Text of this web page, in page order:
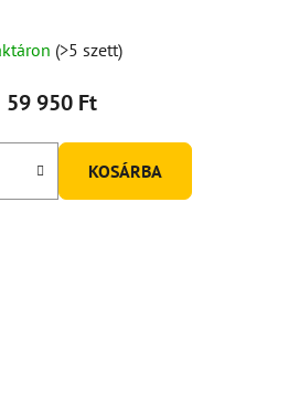
(>5 szett)
59 950 Ft
KOSÁRBA